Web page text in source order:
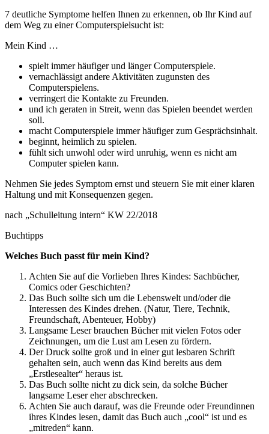
7 deutliche Symptome helfen Ihnen zu erkennen, ob Ihr Kind auf
dem Weg zu einer Computerspielsucht ist:
Mein Kind …
spielt immer häufiger und länger Computerspiele.
vernachlässigt andere Aktivitäten zugunsten des
Computerspielens.
verringert die Kontakte zu Freunden.
und ich geraten in Streit, wenn das Spielen beendet werden
soll.
macht Computerspiele immer häufiger zum Gesprächsinhalt.
beginnt, heimlich zu spielen.
fühlt sich unwohl oder wird unruhig, wenn es nicht am
Computer spielen kann.
Nehmen Sie jedes Symptom ernst und steuern Sie mit einer klaren
Haltung und mit Konsequenzen gegen.
nach „Schulleitung intern“ KW 22/2018
Buchtipps
Welches Buch passt für mein Kind?
Achten Sie auf die Vorlieben Ihres Kindes: Sachbücher,
Comics oder Geschichten?
Das Buch sollte sich um die Lebenswelt und/oder die
Interessen des Kindes drehen. (Natur, Tiere, Technik,
Freundschaft, Abenteuer, Hobby)
Langsame Leser brauchen Bücher mit vielen Fotos oder
Zeichnungen, um die Lust am Lesen zu fördern.
Der Druck sollte groß und in einer gut lesbaren Schrift
gehalten sein, auch wenn das Kind bereits aus dem
„Erstlesealter“ heraus ist.
Das Buch sollte nicht zu dick sein, da solche Bücher
langsame Leser eher abschrecken.
Achten Sie auch darauf, was die Freunde oder Freundinnen
ihres Kindes lesen, damit das Buch auch „cool“ ist und es
„mitreden“ kann.